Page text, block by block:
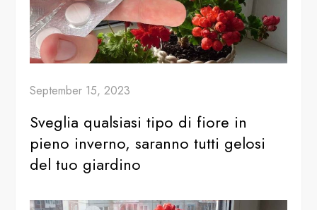
September 15, 2023
Sveglia qualsiasi tipo di fiore in
pieno inverno, saranno tutti gelosi
del tuo giardino